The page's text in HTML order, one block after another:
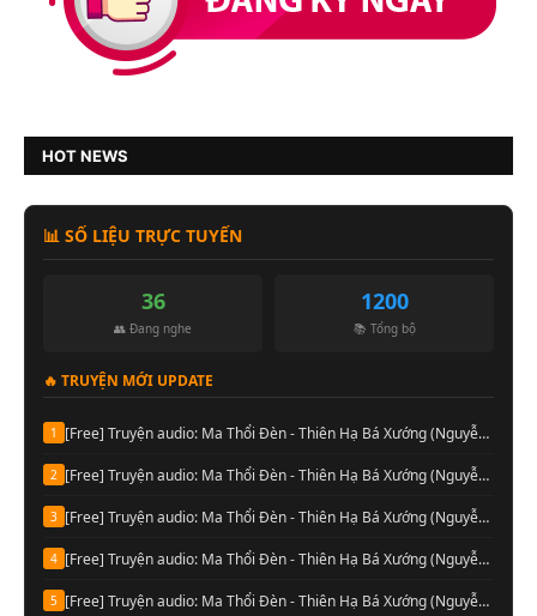
HOT NEWS
📊 SỐ LIỆU TRỰC TUYẾN
36
👥 Đang nghe
1200
📚 Tổng bộ
🔥 TRUYỆN MỚI UPDATE
1 [Free] Truyện audio: Ma Thổi Đèn - Thiên Hạ Bá Xướng (Nguyễn Thành đọc-Quyển 08)
2 [Free] Truyện audio: Ma Thổi Đèn - Thiên Hạ Bá Xướng (Nguyễn Thành đọc-Quyển 07)
3 [Free] Truyện audio: Ma Thổi Đèn - Thiên Hạ Bá Xướng (Nguyễn Thành đọc-Quyển 06)
4 [Free] Truyện audio: Ma Thổi Đèn - Thiên Hạ Bá Xướng (Nguyễn Thành đọc-Quyển 05)
5 [Free] Truyện audio: Ma Thổi Đèn - Thiên Hạ Bá Xướng (Nguyễn Thành đọc-Quyển 04)